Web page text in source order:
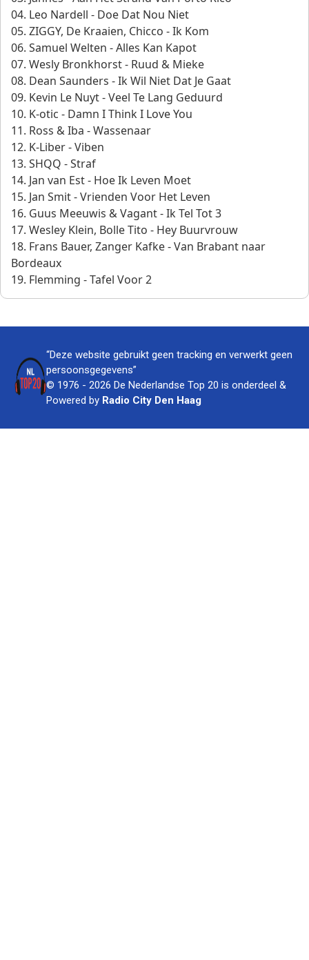
04. Leo Nardell - Doe Dat Nou Niet
05. ZIGGY, De Kraaien, Chicco - Ik Kom
06. Samuel Welten - Alles Kan Kapot
07. Wesly Bronkhorst - Ruud & Mieke
08. Dean Saunders - Ik Wil Niet Dat Je Gaat
09. Kevin Le Nuyt - Veel Te Lang Geduurd
10. K-otic - Damn I Think I Love You
11. Ross & Iba - Wassenaar
12. K-Liber - Viben
13. SHQQ - Straf
14. Jan van Est - Hoe Ik Leven Moet
15. Jan Smit - Vrienden Voor Het Leven
16. Guus Meeuwis & Vagant - Ik Tel Tot 3
17. Wesley Klein, Bolle Tito - Hey Buurvrouw
18. Frans Bauer, Zanger Kafke - Van Brabant naar
Bordeaux
19. Flemming - Tafel Voor 2
“Deze website gebruikt geen tracking en verwerkt geen
persoonsgegevens”
© 1976 - 2026 De Nederlandse Top 20 is onderdeel &
Powered by Radio City Den Haag